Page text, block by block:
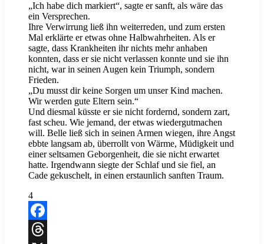
„Ich habe dich markiert“, sagte er sanft, als wäre das
ein Versprechen.
Ihre Verwirrung ließ ihn weiterreden, und zum ersten
Mal erklärte er etwas ohne Halbwahrheiten. Als er
sagte, dass Krankheiten ihr nichts mehr anhaben
konnten, dass er sie nicht verlassen konnte und sie ihn
nicht, war in seinen Augen kein Triumph, sondern
Frieden.
„Du musst dir keine Sorgen um unser Kind machen.
Wir werden gute Eltern sein.“
Und diesmal küsste er sie nicht fordernd, sondern zart,
fast scheu. Wie jemand, der etwas wiedergutmachen
will. Belle ließ sich in seinen Armen wiegen, ihre Angst
ebbte langsam ab, überrollt von Wärme, Müdigkeit und
einer seltsamen Geborgenheit, die sie nicht erwartet
hatte. Irgendwann siegte der Schlaf und sie fiel, an
Cade gekuschelt, in einen erstaunlich sanften Traum.
4
Facebook